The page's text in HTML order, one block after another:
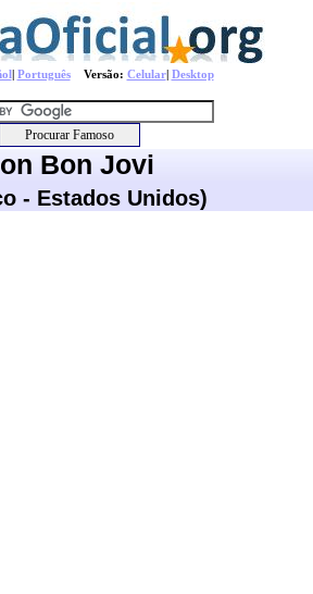
| PortuguêsVersão: Celular| Desktop
Bon Jovi
- Estados Unidos)